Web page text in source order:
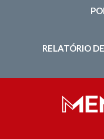
RELATÓRIO